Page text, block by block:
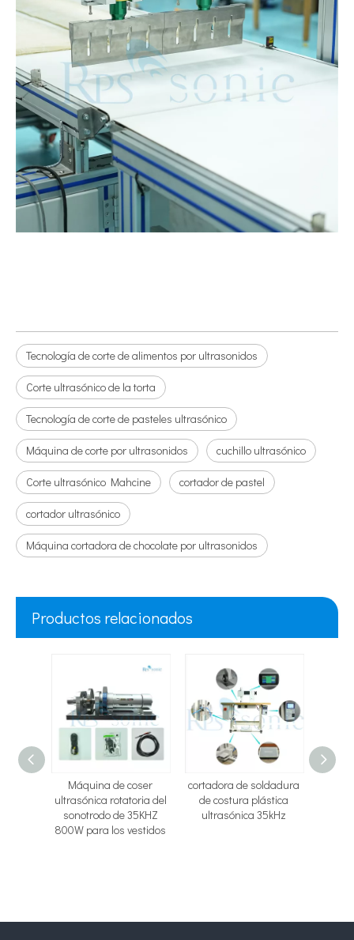
Tecnología de corte de alimentos por ultrasonidos
Corte ultrasónico de la torta
Tecnología de corte de pasteles ultrasónico
Máquina de corte por ultrasonidos cuchillo ultrasónico
Corte ultrasónico Mahcine cortador de pastel
cortador ultrasónico
Máquina cortadora de chocolate por ultrasonidos
Productos relacionados
Máquina de coser
ultrasónica rotatoria del
sonotrodo de 35KHZ
800W para los vestidos
cortadora de soldadura
de costura plástica
ultrasónica 35kHz